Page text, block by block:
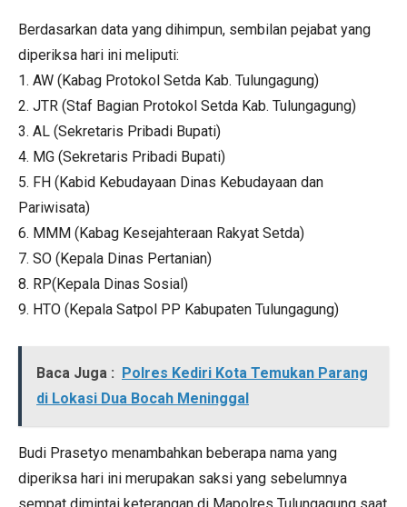
Berdasarkan data yang dihimpun, sembilan pejabat yang
diperiksa hari ini meliputi:
1. AW (Kabag Protokol Setda Kab. Tulungagung)
2. JTR (Staf Bagian Protokol Setda Kab. Tulungagung)
3. AL (Sekretaris Pribadi Bupati)
4. MG (Sekretaris Pribadi Bupati)
5. FH (Kabid Kebudayaan Dinas Kebudayaan dan
Pariwisata)
6. MMM (Kabag Kesejahteraan Rakyat Setda)
7. SO (Kepala Dinas Pertanian)
8. RP(Kepala Dinas Sosial)
9. HTO (Kepala Satpol PP Kabupaten Tulungagung)
Baca Juga :
Polres Kediri Kota Temukan Parang
di Lokasi Dua Bocah Meninggal
Budi Prasetyo menambahkan beberapa nama yang
diperiksa hari ini merupakan saksi yang sebelumnya